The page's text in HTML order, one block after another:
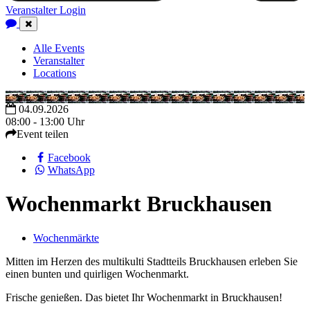
Veranstalter Login
Close
Navigation
Alle Events
Veranstalter
Locations
04.09.2026
08:00 - 13:00 Uhr
Event teilen
Facebook
WhatsApp
Wochenmarkt Bruckhausen
Wochenmärkte
Mitten im Herzen des multikulti Stadtteils Bruckhausen erleben Sie
einen bunten und quirligen Wochenmarkt.
Frische genießen. Das bietet Ihr Wochenmarkt in Bruckhausen!